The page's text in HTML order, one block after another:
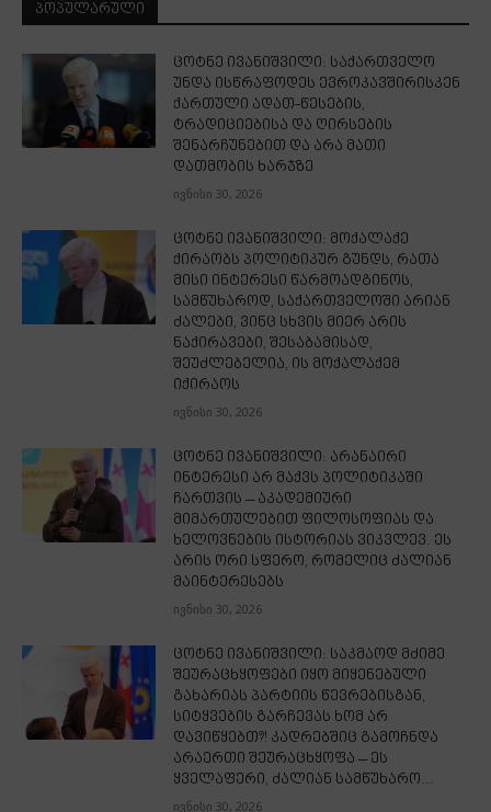
ᲞᲝᲞᲣᲚᲐᲠᲣᲚᲘ
ცოტნე ივანიშვილი: საქართველო
უნდა ისწრაფოდეს ევროკავშირისკენ
ქართული ადათ-წესების,
ტრადიციებისა და ღირსების
შენარჩუნებით და არა მათი
დათმობის ხარჯზე
ივნისი 30, 2026
ცოტნე ივანიშვილი: მოქალაქე
ქირაობს პოლიტიკურ გუნდს, რათა
მისი ინტერესი წარმოადგინოს,
სამწუხაროდ, საქართველოში არიან
ძალები, ვინც სხვის მიერ არის
ნაქირავები, შესაბამისად,
შეუძლებელია, ის მოქალაქემ
იქირაოს
ივნისი 30, 2026
ცოტნე ივანიშვილი: არანაირი
ინტერესი არ მაქვს პოლიტიკაში
ჩართვის – აკადემიური
მიმართულებით ფილოსოფიას და
ხელოვნების ისტორიას ვიკვლევ. ეს
არის ორი სფერო, რომელიც ძალიან
მაინტერესებს
ივნისი 30, 2026
ცოტნე ივანიშვილი: საკმაოდ მძიმე
შეურაცხყოფები იყო მიყენებული
გახარიას პარტიის წევრებისგან,
სიტყვების გარჩევას ხომ არ
დავიწყებთ?! კადრებშიც გამოჩნდა
არაერთი შეურაცხყოფა – ეს
ყველაფერი, ძალიან სამწუხარო...
ივნისი 30, 2026